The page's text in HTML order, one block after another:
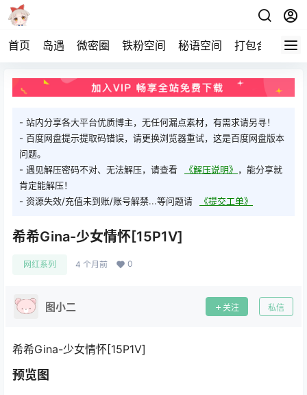
首页 岛遇 微密圈 铁粉空间 秘语空间 打包合集 关
- 站内分享各大平台优质博主，无任何漏点素材，有需求请另寻！
- 百度网盘提示提取码错误，请更换浏览器重试，这是百度网盘版本
问题。
- 遇见解压密码不对、无法解压，请查看
《解压说明》 ，能分享就
肯定能解压！
- 资源失效/充值未到账/账号解禁...等问题请
《提交工单》
希希Gina-少女情怀[15P1V]
网红系列 4 个月前 0
图小二 关注 私信
希希Gina-少女情怀[15P1V]
预览图